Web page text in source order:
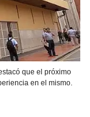
que el próximo
en el mismo.